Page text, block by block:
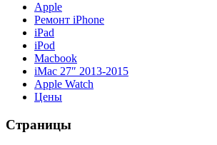
Apple
Ремонт iPhone
iPad
iPod
Macbook
iMac 27″ 2013-2015
Apple Watch
Цены
Страницы